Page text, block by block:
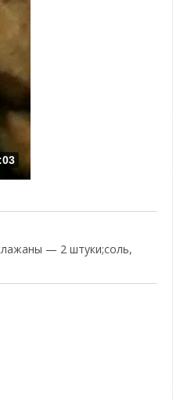
— 2 штуки;соль,